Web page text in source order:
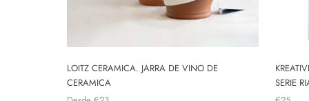
LOITZ CERAMICA. JARRA DE VINO DE
CERAMICA
SERIE